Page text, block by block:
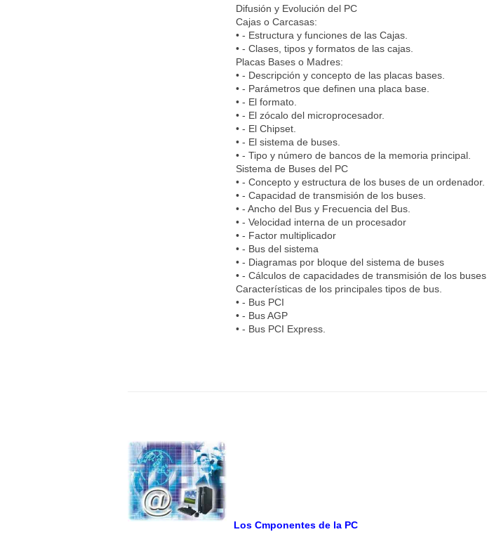
Difusión y Evolución del PC
Cajas o Carcasas:
• - Estructura y funciones de las Cajas.
• - Clases, tipos y formatos de las cajas.
Placas Bases o Madres:
• - Descripción y concepto de las placas bases.
• - Parámetros que definen una placa base.
• - El formato.
• - El zócalo del microprocesador.
• - El Chipset.
• - El sistema de buses.
• - Tipo y número de bancos de la memoria principal.
Sistema de Buses del PC
• - Concepto y estructura de los buses de un ordenador.
• - Capacidad de transmisión de los buses.
• - Ancho del Bus y Frecuencia del Bus.
• - Velocidad interna de un procesador
• - Factor multiplicador
• - Bus del sistema
• - Diagramas por bloque del sistema de buses
• - Cálculos de capacidades de transmisión de los buses.
Características de los principales tipos de bus.
• - Bus PCI
• - Bus AGP
• - Bus PCI Express.
Los Cmponentes de la PC